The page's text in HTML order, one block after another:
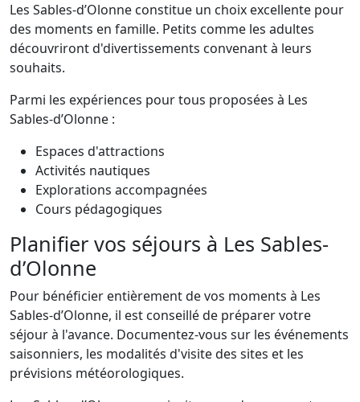
Les Sables-d’Olonne constitue un choix excellente pour
des moments en famille. Petits comme les adultes
découvriront d'divertissements convenant à leurs
souhaits.
Parmi les expériences pour tous proposées à Les
Sables-d’Olonne :
Espaces d'attractions
Activités nautiques
Explorations accompagnées
Cours pédagogiques
Planifier vos séjours à Les Sables-
d’Olonne
Pour bénéficier entièrement de vos moments à Les
Sables-d’Olonne, il est conseillé de préparer votre
séjour à l'avance. Documentez-vous sur les événements
saisonniers, les modalités d'visite des sites et les
prévisions météorologiques.